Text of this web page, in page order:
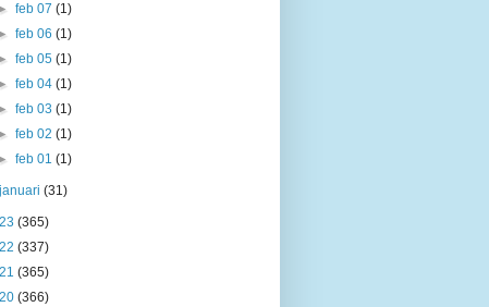
feb 07 (1)
feb 06 (1)
feb 05 (1)
feb 04 (1)
feb 03 (1)
feb 02 (1)
feb 01 (1)
januari(31)
(365)
(337)
(365)
(366)